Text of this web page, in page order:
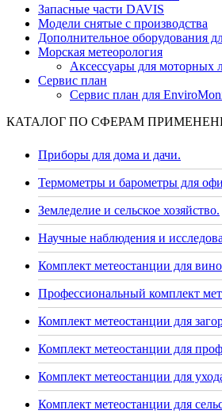
Запасные части DAVIS
Модели снятые с производства
Дополнительное оборудования
Морская метеорология
Аксессуары для моторных
Сервис план
Сервис план для
КАТАЛОГ ПО СФЕРАМ
Приборы для дома и дачи.
Термометры и барометры для
Земледелие и сельское хозяйство.
Научные наблюдения и
Комплект метеостанции для
Профессиональный комплект
Комплект метеостанции для
Комплект метеостанции для
Комплект метеостанции для
Комплект метеостанции для